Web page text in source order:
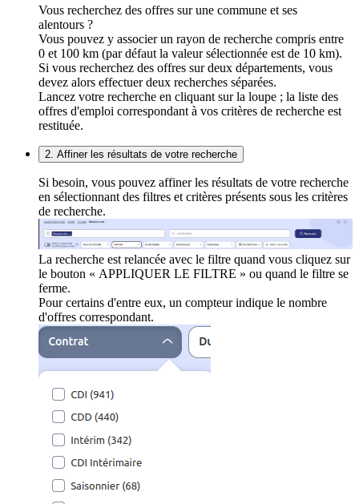
Vous recherchez des offres sur une commune et ses
alentours ?
Vous pouvez y associer un rayon de recherche compris entre
0 et 100 km (par défaut la valeur sélectionnée est de 10 km).
Si vous recherchez des offres sur deux départements, vous
devez alors effectuer deux recherches séparées.
Lancez votre recherche en cliquant sur la loupe ; la liste des
offres d'emploi correspondant à vos critères de recherche est
restituée.
2. Affiner les résultats de votre recherche
Si besoin, vous pouvez affiner les résultats de votre recherche
en sélectionnant des filtres et critères présents sous les critères
de recherche.
La recherche est relancée avec le filtre quand vous cliquez sur
le bouton « APPLIQUER LE FILTRE » ou quand le filtre se
ferme.
Pour certains d'entre eux, un compteur indique le nombre
d'offres correspondant.